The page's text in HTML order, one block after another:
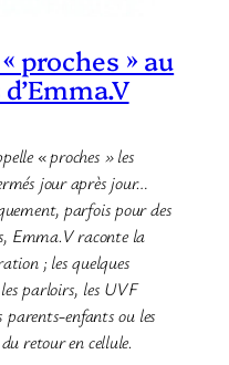
proches » au
« proches » les
jour après jour…
parfois pour des
Emma.V raconte la
; les quelques
les parloirs, les UVF
enfants ou les
retour en cellule.